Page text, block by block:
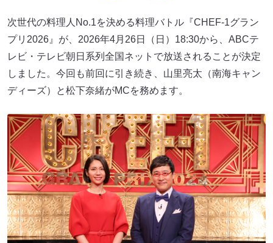
次世代の料理人No.1を決める料理バトル『CHEF-1グラン
プリ2026』が、2026年4月26日（日）18:30から、ABCテ
レビ・テレビ朝日系列全国ネットで放送されることが決定
しました。今回も前回に引き続き、山里亮太（南海キャン
ディーズ）と松下奈緒がMCを務めます。